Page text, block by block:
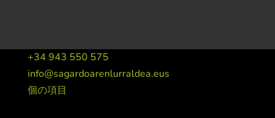
+34 943 550 575
info@sagardoarenlurraldea.eus
個の項目